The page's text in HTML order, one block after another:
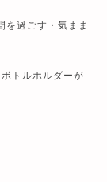
を過ごす・気まま
トルホルダーが